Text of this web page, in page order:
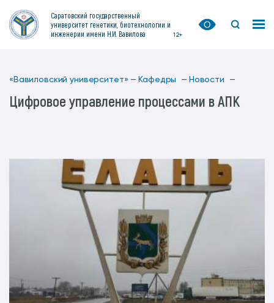
Саратовский государственный
университет генетики, биотехнологии и
инженерии имени Н.И. Вавилова
12+
«Вавиловский университет» — Кафедры — Новости —
Цифровое управление процессами в АПК